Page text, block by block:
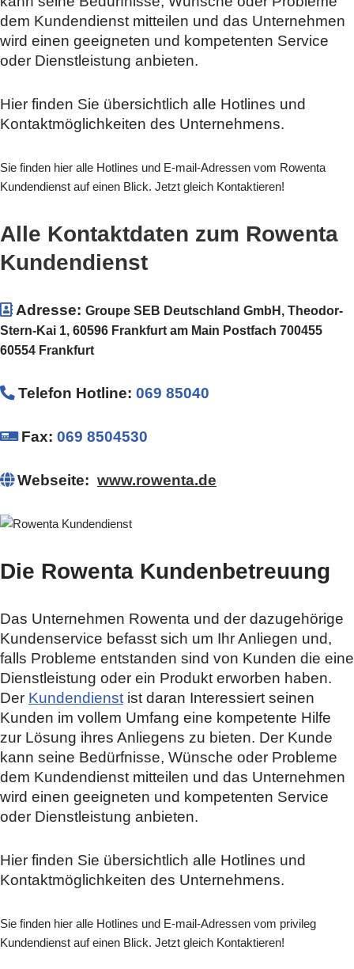
dem Kundendienst mitteilen und das Unternehmen
wird einen geeigneten und kompetenten Service
oder Dienstleistung anbieten.
Hier finden Sie übersichtlich alle Hotlines und
Kontaktmöglichkeiten des Unternehmens.
Sie finden hier alle Hotlines und E-mail-Adressen vom Rowenta
Kundendienst auf einen Blick. Jetzt gleich Kontaktieren!
Alle Kontaktdaten zum Rowenta
Kundendienst
Adresse: Groupe SEB Deutschland GmbH, Theodor-
Stern-Kai 1, 60596 Frankfurt am Main Postfach 700455
60554 Frankfurt
Telefon Hotline: 069 85040
Fax: 069 8504530
Webseite: www.rowenta.de
Die Rowenta Kundenbetreuung
Das Unternehmen Rowenta und der dazugehörige
Kundenservice befasst sich um Ihr Anliegen und,
falls Probleme entstanden sind von Kunden die eine
Dienstleistung oder ein Produkt erworben haben.
Der Kundendienst ist daran Interessiert seinen
Kunden im vollem Umfang eine kompetente Hilfe
zur Lösung ihres Anliegens zu bieten. Der Kunde
kann seine Bedürfnisse, Wünsche oder Probleme
dem Kundendienst mitteilen und das Unternehmen
wird einen geeigneten und kompetenten Service
oder Dienstleistung anbieten.
Hier finden Sie übersichtlich alle Hotlines und
Kontaktmöglichkeiten des Unternehmens.
Sie finden hier alle Hotlines und E-mail-Adressen vom privileg
Kundendienst auf einen Blick. Jetzt gleich Kontaktieren!